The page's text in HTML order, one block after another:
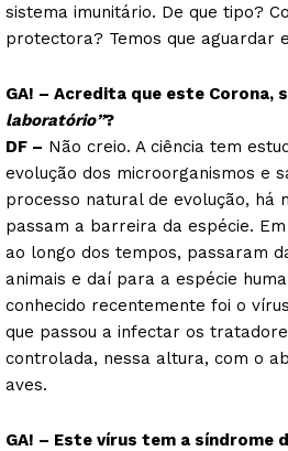
sistema imunitário. De que tipo?
protectora? Temos que aguardar
GA! – Acredita que este Corona,
laboratório”?
DF – Não creio. A ciência tem
evolução dos microorganismos e
processo natural de evolução, há
passam a barreira da espécie.
ao longo dos tempos, passaram
animais e daí para a espécie
conhecido recentemente foi o
que passou a infectar os
controlada, nessa altura, com o
aves.
GA! – Este vírus tem a síndrome